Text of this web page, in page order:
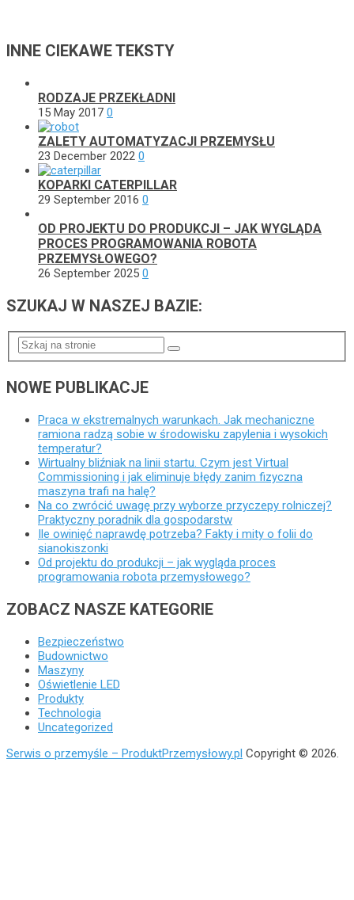
INNE CIEKAWE TEKSTY
RODZAJE PRZEKŁADNI
15 May 2017 0
ZALETY AUTOMATYZACJI PRZEMYSŁU
23 December 2022 0
KOPARKI CATERPILLAR
29 September 2016 0
OD PROJEKTU DO PRODUKCJI – JAK WYGLĄDA
PROCES PROGRAMOWANIA ROBOTA
PRZEMYSŁOWEGO?
26 September 2025 0
SZUKAJ W NASZEJ BAZIE:
NOWE PUBLIKACJE
Praca w ekstremalnych warunkach. Jak mechaniczne
ramiona radzą sobie w środowisku zapylenia i wysokich
temperatur?
Wirtualny bliźniak na linii startu. Czym jest Virtual
Commissioning i jak eliminuje błędy zanim fizyczna
maszyna trafi na halę?
Na co zwrócić uwagę przy wyborze przyczepy rolniczej?
Praktyczny poradnik dla gospodarstw
Ile owinięć naprawdę potrzeba? Fakty i mity o folii do
sianokiszonki
Od projektu do produkcji – jak wygląda proces
programowania robota przemysłowego?
ZOBACZ NASZE KATEGORIE
Bezpieczeństwo
Budownictwo
Maszyny
Oświetlenie LED
Produkty
Technologia
Uncategorized
Serwis o przemyśle – ProduktPrzemysłowy.pl Copyright © 2026.